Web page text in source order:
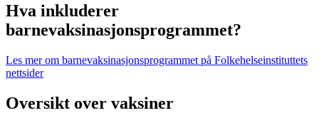
Hva inkluderer
barnevaksinasjonsprogrammet?
Les mer om barnevaksinasjonsprogrammet på Folkehelseinstituttets
nettsider
Oversikt over vaksiner